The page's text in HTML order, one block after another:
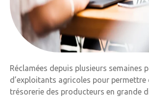
Réclamées depuis plusieurs semaines
d’exploitants agricoles pour permettre
trésorerie des producteurs en grande